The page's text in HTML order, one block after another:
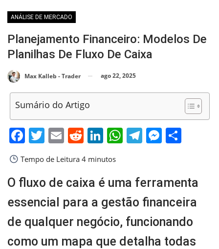
ANÁLISE DE MERCADO
Planejamento Financeiro: Modelos De
Planilhas De Fluxo De Caixa
Max Kalleb - Trader ago 22, 2025
Sumário do Artigo
Facebook
Twitter
EmailReddit
LinkedIn
WhatsApp
Telegram
Tempo de Leitura 4 minutos
O fluxo de caixa é uma ferramenta
essencial para a gestão financeira
de qualquer negócio, funcionando
como um mapa que detalha todas